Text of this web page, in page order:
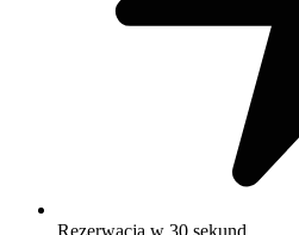
Rezerwacja w 30 sekund